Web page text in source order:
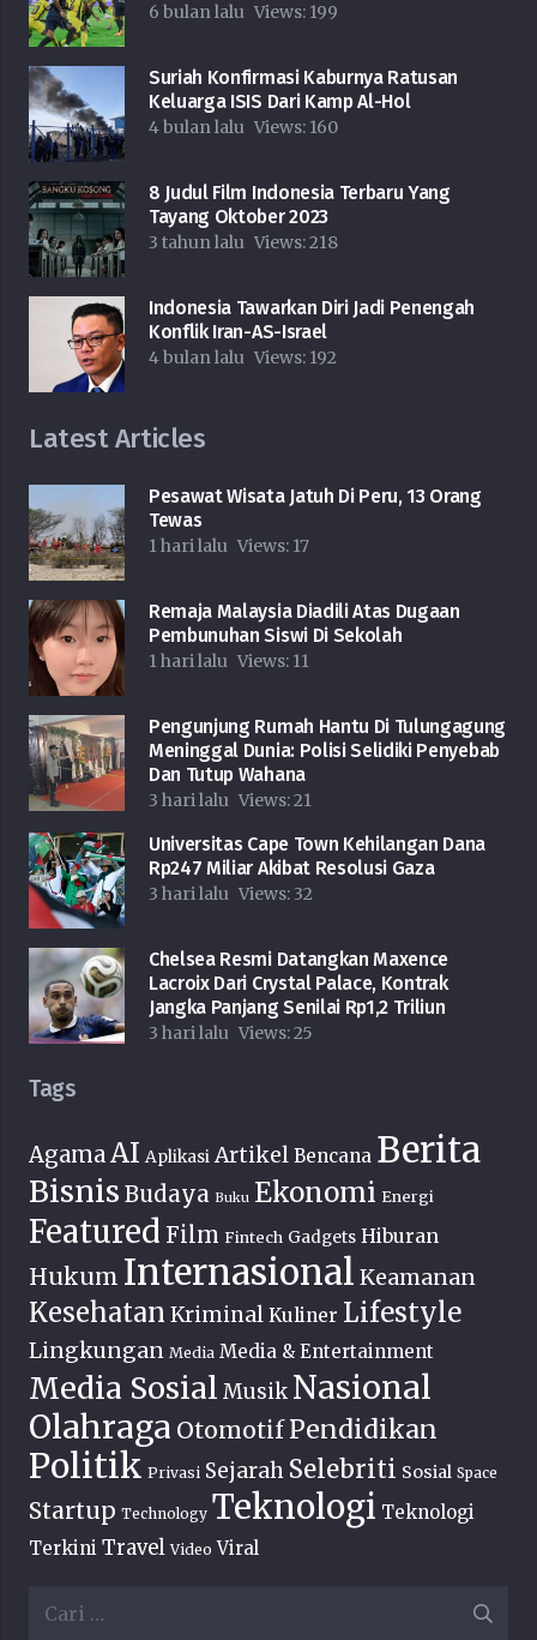
6 bulan lalu Views: 199
Suriah Konfirmasi Kaburnya Ratusan
Keluarga ISIS Dari Kamp Al-Hol
4 bulan lalu Views: 160
8 Judul Film Indonesia Terbaru Yang
Tayang Oktober 2023
3 tahun lalu Views:218
Indonesia Tawarkan Diri Jadi Penengah
Konflik Iran-AS-Israel
4 bulan lalu Views: 192
Latest Articles
Pesawat Wisata Jatuh Di Peru, 13 Orang
Tewas
1 hari lalu Views: 17
Remaja Malaysia Diadili Atas Dugaan
Pembunuhan Siswi Di Sekolah
1 hari lalu Views: 11
Pengunjung Rumah Hantu Di Tulungagung
Meninggal Dunia: Polisi Selidiki Penyebab
Dan Tutup Wahana
3 hari lalu Views:21
Universitas Cape Town Kehilangan Dana
Rp247 Miliar Akibat Resolusi Gaza
3 hari lalu Views: 32
Chelsea Resmi Datangkan Maxence
Lacroix Dari Crystal Palace, Kontrak
Jangka Panjang Senilai Rp1,2 Triliun
3 hari lalu Views:25
Tags
AgamaAI Aplikasi Artikel Bencana Berita
Bisnis Budaya Buku Ekonomi Energi
Featured Film Fintech Gadgets Hiburan
Hukum Internasional Keamanan
Kesehatan Kriminal Kuliner Lifestyle
Lingkungan Media Media & Entertainment
Media Sosial Musik Nasional
Olahraga Otomotif Pendidikan
Politik Privasi Sejarah Selebriti Sosial Space
Startup Technology Teknologi Teknologi
Terkini Travel Video Viral
Cari